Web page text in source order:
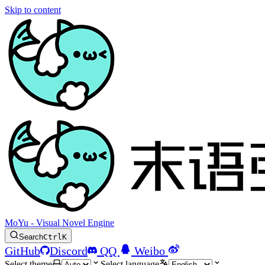
Skip to content
MoYu - Visual Novel Engine
SearchCtrlK
GitHub Discord QQ Weibo